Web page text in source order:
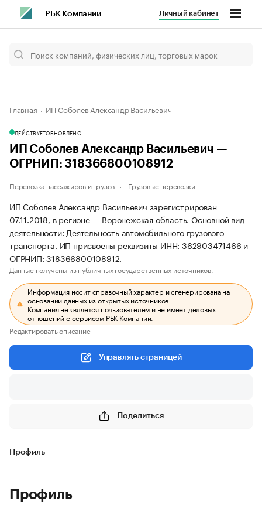
РБК Компании Личный кабинет
Главная ИП Соболев Александр Васильевич
ДЕЙСТВУЕТОБНОВЛЕНО
ИП Соболев Александр Васильевич —
ОГРНИП: 318366800108912
Перевозка пассажиров и грузов Грузовые перевозки
ИП Соболев Александр Васильевич зарегистрирован
07.11.2018, в регионе — Воронежская область. Основной вид
деятельности: Деятельность автомобильного грузового
транспорта. ИП присвоены реквизиты ИНН: 362903471466 и
ОГРНИП: 318366800108912.
Данные получены из публичных государственных источников.
Информация носит справочный характер и сгенерирована на
основании данных из открытых источников.
Компания не является пользователем и не имеет деловых
отношений с сервисом РБК Компании.
Редактировать описание
Управлять страницей
Поделиться
Профиль
Профиль